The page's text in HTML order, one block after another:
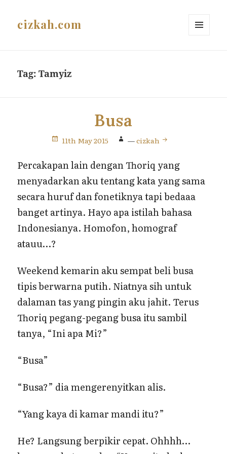
cizkah.com
Tag:Tamyiz
Busa
11th May 2015 —cizkah
Percakapan lain dengan Thoriq yang
menyadarkan aku tentang kata yang sama
secara huruf dan fonetiknya tapi bedaaa
banget artinya. Hayo apa istilah bahasa
Indonesianya. Homofon, homograf
atauu…?
Weekend kemarin aku sempat beli busa
tipis berwarna putih. Niatnya sih untuk
dalaman tas yang pingin aku jahit. Terus
Thoriq pegang-pegang busa itu sambil
tanya, “Ini apa Mi?”
“Busa”
“Busa?” dia mengerenyitkan alis.
“Yang kaya di kamar mandi itu?”
He? Langsung berpikir cepat. Ohhhh…